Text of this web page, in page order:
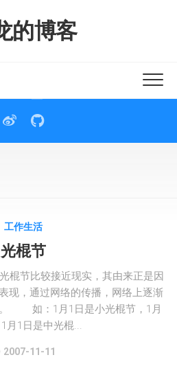
的博客
工作生活
光棍节
节比较接近现实，其由来正是因
现，通过网络的传播，网络上逐渐
。 如：1月1日是小光棍节，1月
月1日是中光棍...
2007-11-11